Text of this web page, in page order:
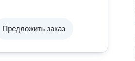
Предложить заказ